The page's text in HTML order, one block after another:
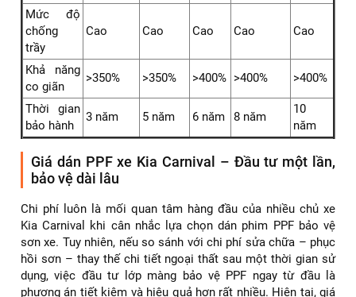
với thị trường chung.
Dán PPF xe Kia Carnival giá tốt nhất
Thông số kỹ thuật của 5 dòng film PPF ARI cơ bản: